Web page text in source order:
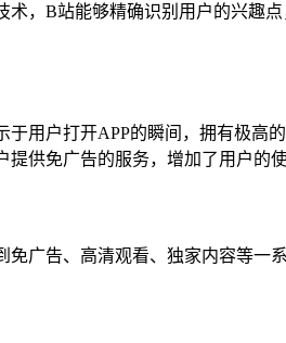
，B站能够精确识别用户的兴趣
用户打开APP的瞬间，拥有极高
供免广告的服务，增加了用户的
广告、高清观看、独家内容等